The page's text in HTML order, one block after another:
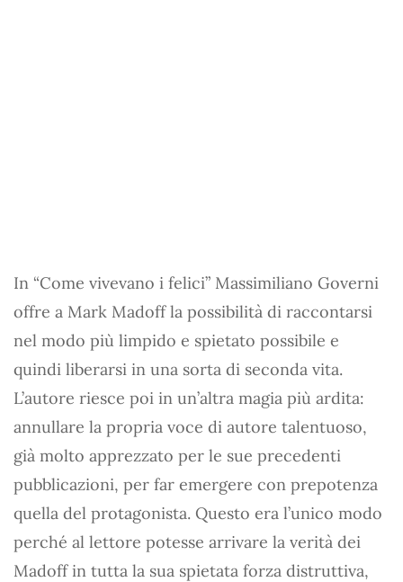
In “Come vivevano i felici” Massimiliano Governi
offre a Mark Madoff la possibilità di raccontarsi
nel modo più limpido e spietato possibile e
quindi liberarsi in una sorta di seconda vita.
L’autore riesce poi in un’altra magia più ardita:
annullare la propria voce di autore talentuoso,
già molto apprezzato per le sue precedenti
pubblicazioni, per far emergere con prepotenza
quella del protagonista. Questo era l’unico modo
perché al lettore potesse arrivare la verità dei
Madoff in tutta la sua spietata forza distruttiva,